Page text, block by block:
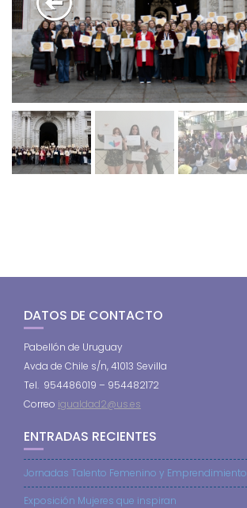
DATOS DE CONTACTO
Pabellón de Uruguay
Avda de Chile s/n, 41013 Sevilla
Tel. 954486019 – 954482172
Correo igualdad2@us.es
ENTRADAS RECIENTES
Jornadas Talento Femenino y Emprendimiento
Exposición Mujeres que inspiran